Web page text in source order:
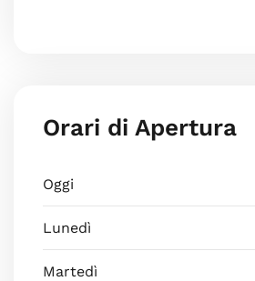
Orari di Apertura
Oggi
Lunedì
Martedì